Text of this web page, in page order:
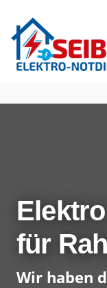
für
Wir haben